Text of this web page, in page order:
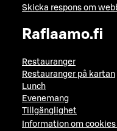
Skicka respons om
Raflaamo.fi
Restauranger
Restauranger på kartan
Lunch
Evenemang
Tillgänglighet
Information om cookies